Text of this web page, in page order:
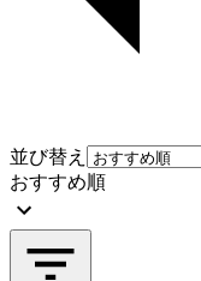
並び替え
おすすめ順